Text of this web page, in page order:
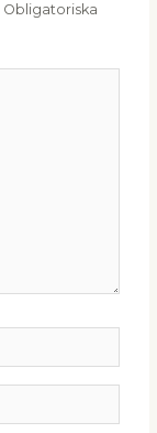
Obligatoriska